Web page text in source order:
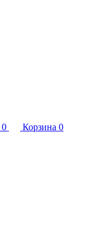
0 Корзина 0